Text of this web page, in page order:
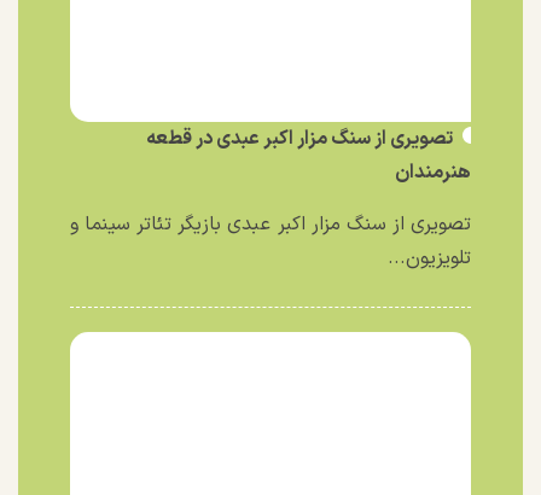
تصویری از سنگ مزار اکبر عبدی در قطعه
هنرمندان
تصویری از سنگ مزار اکبر عبدی بازیگر تئاتر سینما و
تلویزیون...